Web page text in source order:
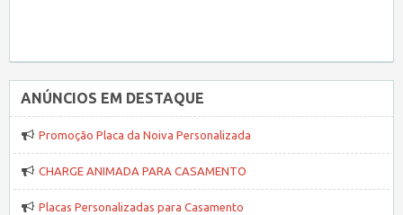
ANÚNCIOS EM DESTAQUE
Promoção Placa da Noiva Personalizada
CHARGE ANIMADA PARA CASAMENTO
Placas Personalizadas para Casamento